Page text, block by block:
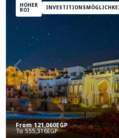
HOHER
ROI
From121,060EGP
555,316EGP